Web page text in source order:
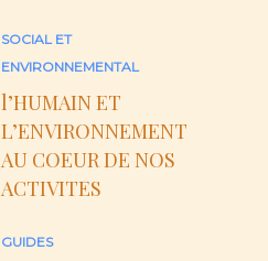
SOCIAL ET
ENVIRONNEMENTAL
l’HUMAIN ET
L’ENVIRONNEMENT
AU COEUR DE NOS
ACTIVITES
GUIDES